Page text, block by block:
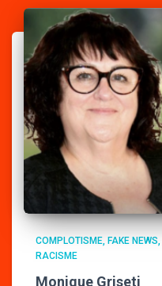
COMPLOTISME FAKE NEWS
RACISME
Monique Griseti